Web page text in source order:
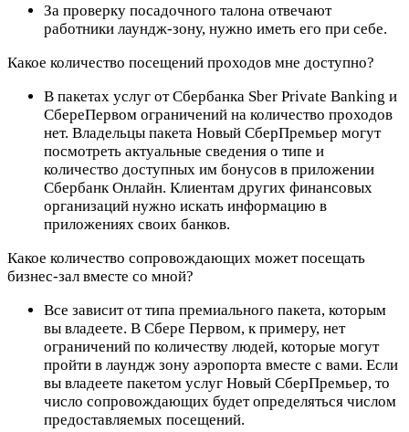
За проверку посадочного талона отвечают
работники лаундж-зону, нужно иметь его при себе.
Какое количество посещений проходов мне доступно?
В пакетах услуг от Сбербанка Sber Private Banking и
СбереПервом ограничений на количество проходов
нет. Владельцы пакета Новый СберПремьер могут
посмотреть актуальные сведения о типе и
количество доступных им бонусов в приложении
Сбербанк Онлайн. Клиентам других финансовых
организаций нужно искать информацию в
приложениях своих банков.
Какое количество сопровождающих может посещать
бизнес-зал вместе со мной?
Все зависит от типа премиального пакета, которым
вы владеете. В Сбере Первом, к примеру, нет
ограничений по количеству людей, которые могут
пройти в лаундж зону аэропорта вместе с вами. Если
вы владеете пакетом услуг Новый СберПремьер, то
число сопровождающих будет определяться числом
предоставляемых посещений.